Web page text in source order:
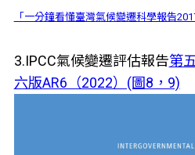
「一分鐘看懂臺灣氣候變遷科學報告
3.IPCC氣候變遷評估報告第
六版AR6（2022）(圖8，9)